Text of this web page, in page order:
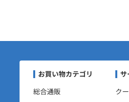
まいにちポイントくらぶナビ
お買い物カテゴリ
総合通販
サ
ク